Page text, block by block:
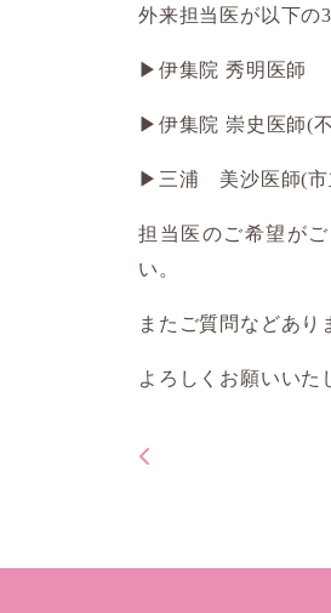
外来担当医が以下の
▶伊集院 秀明医師
▶伊集院 崇史医師(
▶︎三浦 美沙医師(市
担当医のご希望が
い。
またご質問などあり
よろしくお願いい